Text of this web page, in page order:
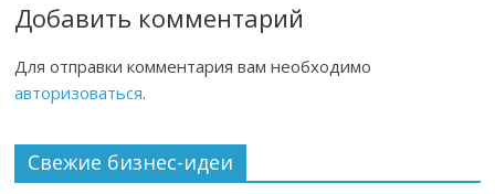
Добавить комментарий
Для отправки комментария вам необходимо
авторизоваться.
Свежие бизнес-идеи